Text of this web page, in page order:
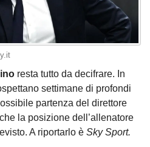
resta tutto da decifrare. In
settimane di profondi
partenza del direttore
la posizione dell’allenatore
A riportarlo è Sky Sport.